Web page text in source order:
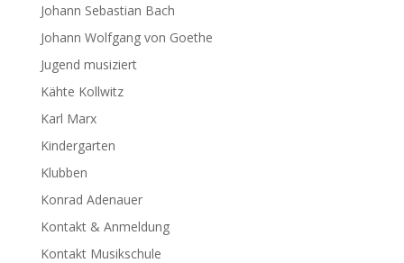
Johann Sebastian Bach
Johann Wolfgang von Goethe
Jugend musiziert
Kähte Kollwitz
Karl Marx
Kindergarten
Klubben
Konrad Adenauer
Kontakt & Anmeldung
Kontakt Musikschule